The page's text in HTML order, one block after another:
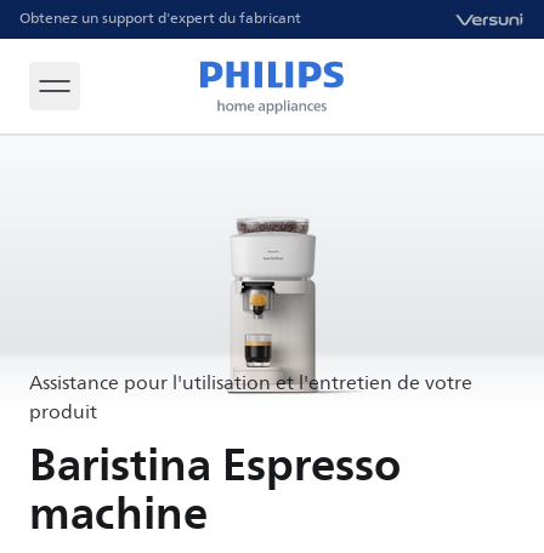
Obtenez un support d'expert du fabricant
Assistance pour l'utilisation et l'entretien de votre
produit
Baristina Espresso
machine